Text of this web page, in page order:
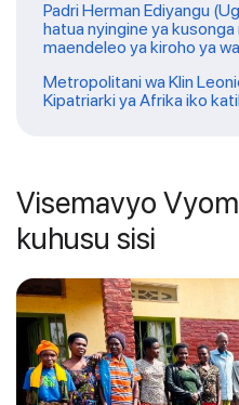
Padri Herman Ediyangu
hatua nyingine ya
maendeleo ya kiroho ya
Metropolitani wa Klin
Kipatriarki ya Afrika iko
Visemavyo
kuhusu sisi